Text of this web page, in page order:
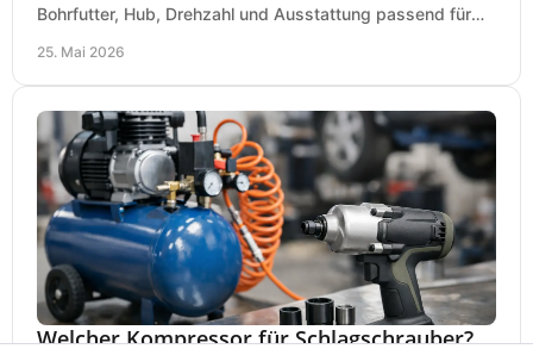
Bohrfutter, Hub, Drehzahl und Ausstattung passend für
25. Mai 2026
Welcher Kompressor für Schlagschrauber?